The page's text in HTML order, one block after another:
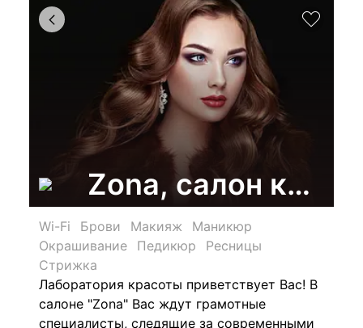
Zona, салон
Wi-Fi Брови Макияж
Маникюр
Окрашивание
Педикюр
Ресницы
Стрижка
Лаборатория красоты приветствует Вас! В
салоне "Zona" Вас ждут грамотные
специалисты, следящие за современными